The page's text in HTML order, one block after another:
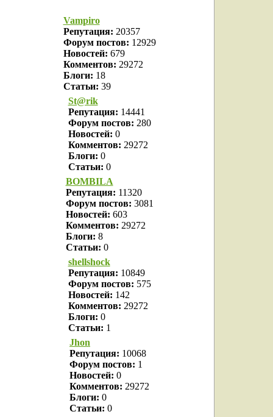
Vampiro
Репутация: 20357
Форум постов: 12929
Новостей: 679
Комментов: 29272
Блоги: 18
Статьи: 39
St@rik
Репутация: 14441
Форум постов: 280
Новостей: 0
Комментов: 29272
Блоги: 0
Статьи: 0
BOMBILA
Репутация: 11320
Форум постов: 3081
Новостей: 603
Комментов: 29272
Блоги: 8
Статьи: 0
shellshock
Репутация: 10849
Форум постов: 575
Новостей: 142
Комментов: 29272
Блоги: 0
Статьи: 1
Jhon
Репутация: 10068
Форум постов: 1
Новостей: 0
Комментов: 29272
Блоги: 0
Статьи: 0